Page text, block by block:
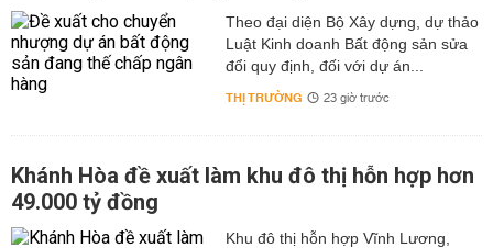
Theo đại diện Bộ Xây dựng, dự thảo
Luật Kinh doanh Bất động sản sửa
đổi quy định, đối với dự án...
THỊ TRƯỜNG 23 giờ trước
Khánh Hòa đề xuất làm khu đô thị hỗn hợp hơn
49.000 tỷ đồng
Khu đô thị hỗn hợp Vĩnh Lương,